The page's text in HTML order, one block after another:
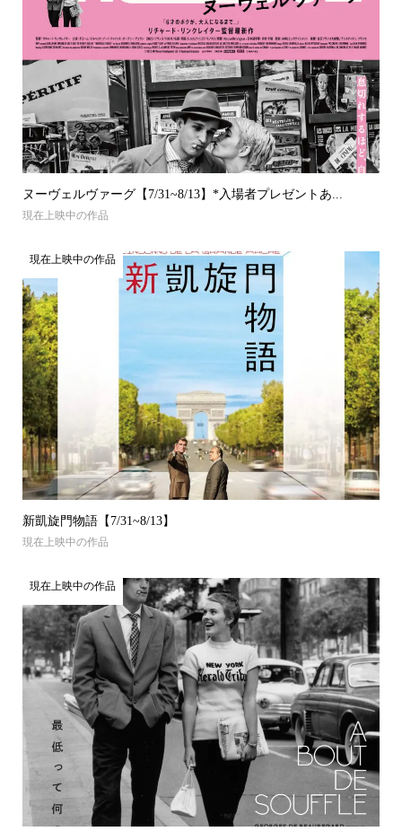
ヌーヴェルヴァーグ【7/31~8/13】*入場者プレゼントあ...
現在上映中の作品
現在上映中の作品
新凱旋門物語【7/31~8/13】
現在上映中の作品
現在上映中の作品